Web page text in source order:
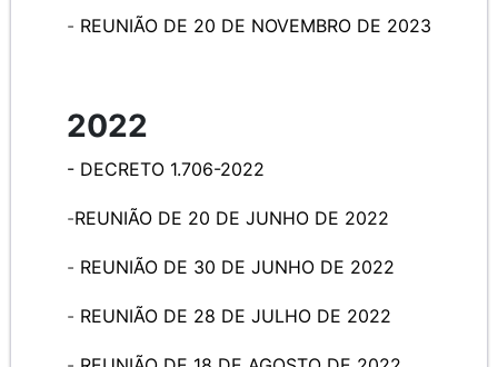
- REUNIÃO DE 20 DE NOVEMBRO DE 2023
2022
- DECRETO 1.706-2022
-REUNIÃO DE 20 DE JUNHO DE 2022
- REUNIÃO DE 30 DE JUNHO DE 2022
- REUNIÃO DE 28 DE JULHO DE 2022